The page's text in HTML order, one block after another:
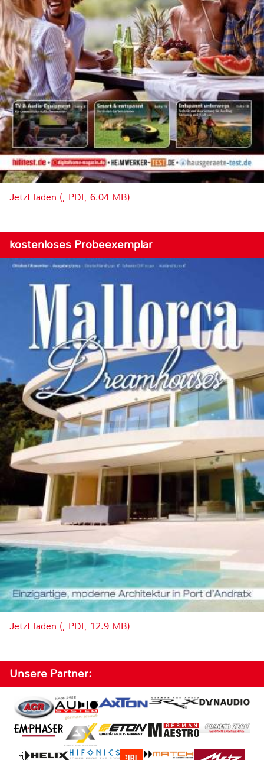
Jetzt laden (, PDF, 6.04 MB)
kostenloses Probeexemplar
Jetzt laden (, PDF, 12.9 MB)
Unsere Partner: